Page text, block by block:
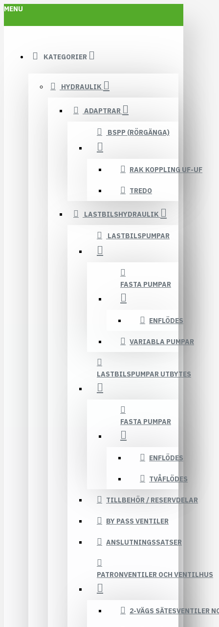
MENU
KATEGORIER
HYDRAULIK
ADAPTRAR
BSPP (RÖRGÄNGA)
RAK KOPPLING UF-UF
TREDO
LASTBILSHYDRAULIK
LASTBILSPUMPAR
FASTA PUMPAR
ENFLÖDES
VARIABLA PUMPAR
LASTBILSPUMPAR UTBYTES
FASTA PUMPAR
ENFLÖDES
TVÅFLÖDES
TILLBEHÖR / RESERVDELAR
BY PASS VENTILER
ANSLUTNINGSSATSER
PATRONVENTILER OCH VENTILHUS
2-VÄGS SÄTESVENTILER